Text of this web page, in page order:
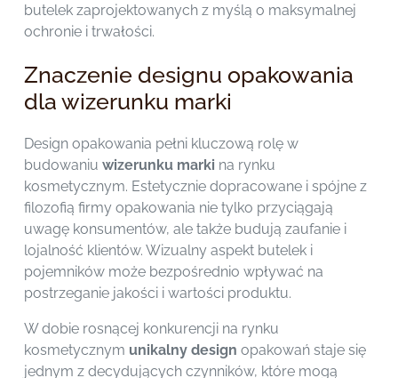
butelek zaprojektowanych z myślą o maksymalnej
ochronie i trwałości.
Znaczenie designu opakowania
dla wizerunku marki
Design opakowania pełni kluczową rolę w
budowaniu wizerunku marki na rynku
kosmetycznym. Estetycznie dopracowane i spójne z
filozofią firmy opakowania nie tylko przyciągają
uwagę konsumentów, ale także budują zaufanie i
lojalność klientów. Wizualny aspekt butelek i
pojemników może bezpośrednio wpływać na
postrzeganie jakości i wartości produktu.
W dobie rosnącej konkurencji na rynku
kosmetycznym unikalny design opakowań staje się
jednym z decydujących czynników, które mogą